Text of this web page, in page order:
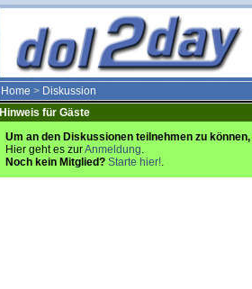
Home > Diskussion
Hinweis für Gäste
Um an den Diskussionen teilnehmen zu
Hier geht es zurAnmeldung.
Noch kein Mitglied? Starte hier!.